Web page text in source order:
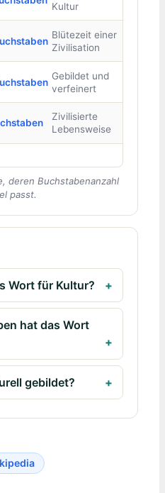
Kultur
Blütezeit einer
Zivilisation
Gebildet und
verfeinert
Zivilisierte
Lebensweise
deren Buchstabenanzahl
passt.
Wort für Kultur?
hat das Wort
gebildet?